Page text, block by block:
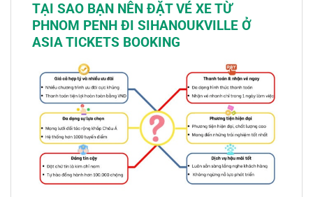
TẠI SAO BẠN NÊN ĐẶT VÉ XE TỪ
PHNOM PENH ĐI SIHANOUKVILLE Ở
ASIA TICKETS BOOKING